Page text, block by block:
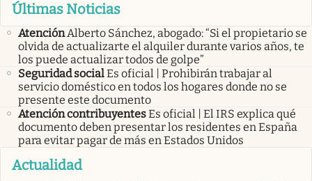
Últimas Noticias
AtenciónAlberto Sánchez, abogado: “Si el propietario se
olvida de actualizarte el alquiler durante varios años, te
los puede actualizar todos de golpe”
Seguridad socialEs oficial | Prohibirán trabajar al
servicio doméstico en todos los hogares donde no se
presente este documento
Atención contribuyentesEs oficial | El IRS explica qué
documento deben presentar los residentes en España
para evitar pagar de más en Estados Unidos
Actualidad